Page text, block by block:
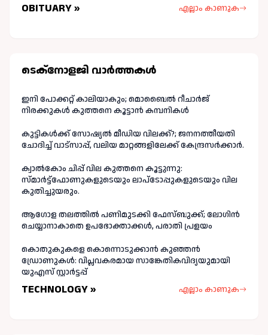
OBITUARY » എല്ലാം കാണുക
ടെക്നോളജി വാർത്തകള്‍
ഇനി പോക്കറ്റ് കാലിയാകും; മൊബൈൽ റീചാർജ്
നിരക്കുകൾ കുത്തനെ കൂട്ടാൻ കമ്പനികൾ
കുട്ടികൾക്ക് സോഷ്യൽ മീഡിയ വിലക്ക്?; ജനനത്തീയതി
ചോദിച്ച് വാട്‌സാപ്പ്, വലിയ മാറ്റങ്ങളിലേക്ക് കേന്ദ്രസർക്കാർ.
ക്വാൽകോം ചിപ്പ് വില കുത്തനെ കൂട്ടുന്നു:
സ്മാർട്ട്ഫോണുകളുടെയും ലാപ്ടോപ്പുകളുടെയും വില
കുതിച്ചുയരും.
ആഗോള തലത്തിൽ പണിമുടക്കി ഫേസ്ബുക്ക്; ലോഗിന്‍
ചെയ്യാനാകാതെ ഉപഭോക്താക്കള്‍, പരാതി പ്രളയം
കൊതുകുകളെ കൊന്നൊടുക്കാൻ കുഞ്ഞൻ
ഡ്രോണുകൾ: വിപ്ലവകരമായ സാങ്കേതികവിദ്യയുമായി
യുഎസ് സ്റ്റാർട്ടപ്പ്
TECHNOLOGY » എല്ലാം കാണുക